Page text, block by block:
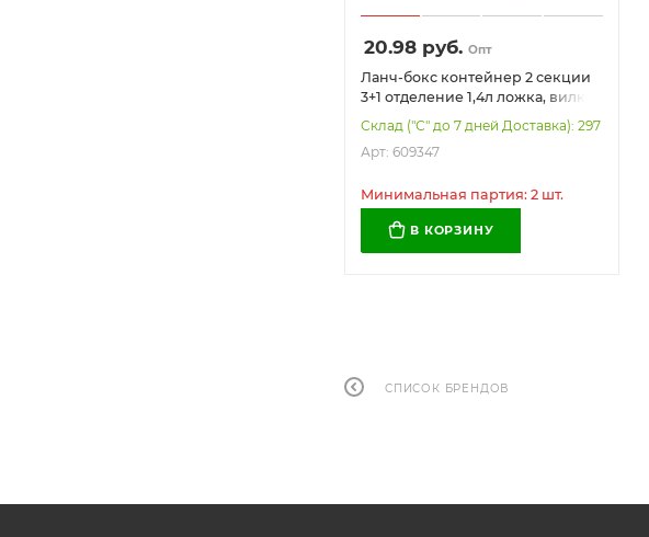
20.98 руб. Опт
Ланч-бокс контейнер 2 секции
3+1 отделение 1,4л ложка, вилка
7х21х14см, мятный JOYLUX,
609347
Склад ("С" до 7 дней Доставка): 297
Арт: 609347
Минимальная партия: 2 шт.
В КОРЗИНУ
СПИСОК БРЕНДОВ